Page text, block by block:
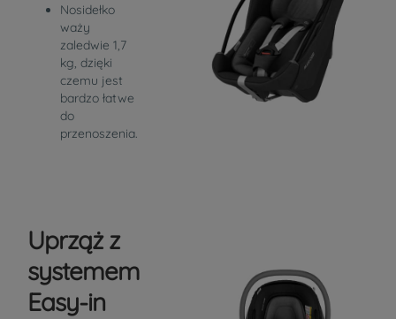
Nosidełko
waży
zaledwie 1,7
kg, dzięki
czemu jest
bardzo łatwe
do
przenoszenia.
Uprząż z
systemem
Easy-in